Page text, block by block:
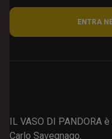
ENTRA
IL VASO DI PANDORA
Carlo Savegnago.